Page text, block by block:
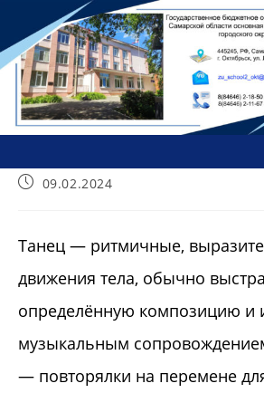
содержимому
Запись09.02.2024
Танец — ритмичные,
движения тела, обычно
определённую композицию и
музыкальным
— повторялки на перемене